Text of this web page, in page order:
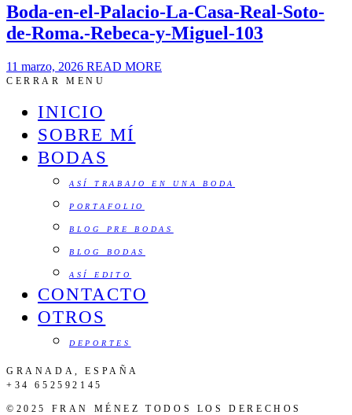
Boda-en-el-Palacio-La-Casa-Real-Soto-
de-Roma.-Rebeca-y-Miguel-103
11 marzo, 2026 READ MORE
CERRAR MENU
INICIO
SOBRE MÍ
BODAS
ASÍ TRABAJO EN UNA BODA
PORTAFOLIO
BLOG PRE BODAS
BLOG BODAS
ASÍ EDITO
CONTACTO
OTROS
DEPORTES
GRANADA, ESPAÑA
+34 652592145
©2025 FRAN MÉNEZ TODOS LOS DERECHOS